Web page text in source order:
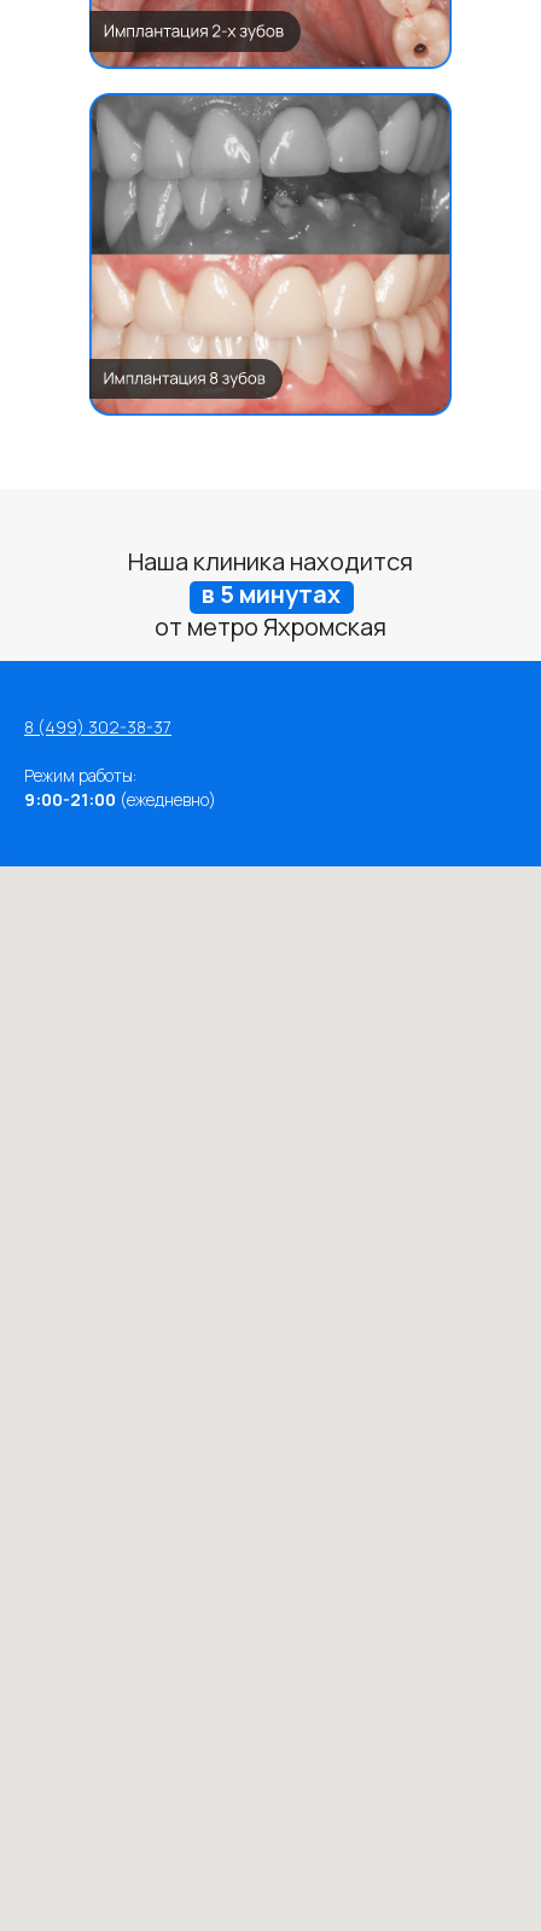
Наша клиника находится
в 5 минутах
от метро Яхромская
8 (499) 302-38-37
Режим работы:
9:00-21:00 (ежедневно)